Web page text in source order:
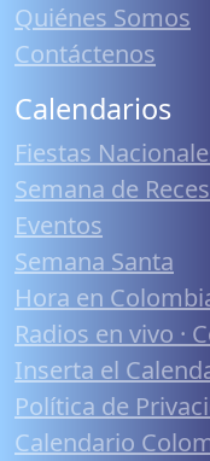
Quiénes Somos
Contáctenos
Calendarios
Fiestas
Semana de
Eventos
Semana Santa
Hora en
Radios en vivo ·
Inserta el
Política de
Calendario